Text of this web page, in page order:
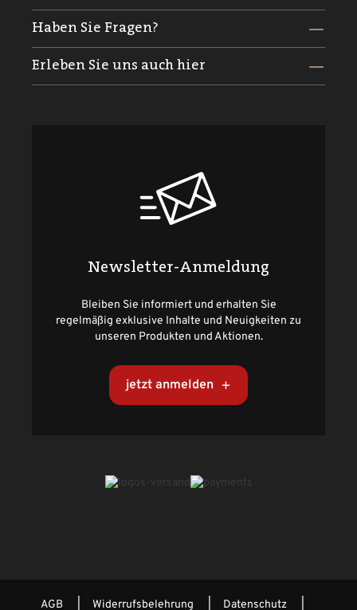
Haben Sie Fragen?
Erleben Sie uns auch hier
Newsletter-Anmeldung
Bleiben Sie informiert und erhalten Sie
regelmäßig exklusive Inhalte und Neuigkeiten zu
unseren Produkten und Aktionen.
jetzt anmelden
AGB Widerrufsbelehrung Datenschutz